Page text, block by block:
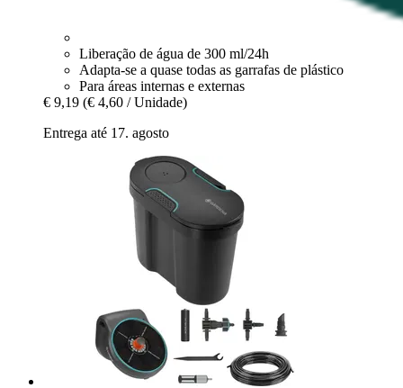
Liberação de água de 300 ml/24h
Adapta-se a quase todas as garrafas de plástico
Para áreas internas e externas
€ 9,19 (€ 4,60 / Unidade)
Entrega até 17. agosto